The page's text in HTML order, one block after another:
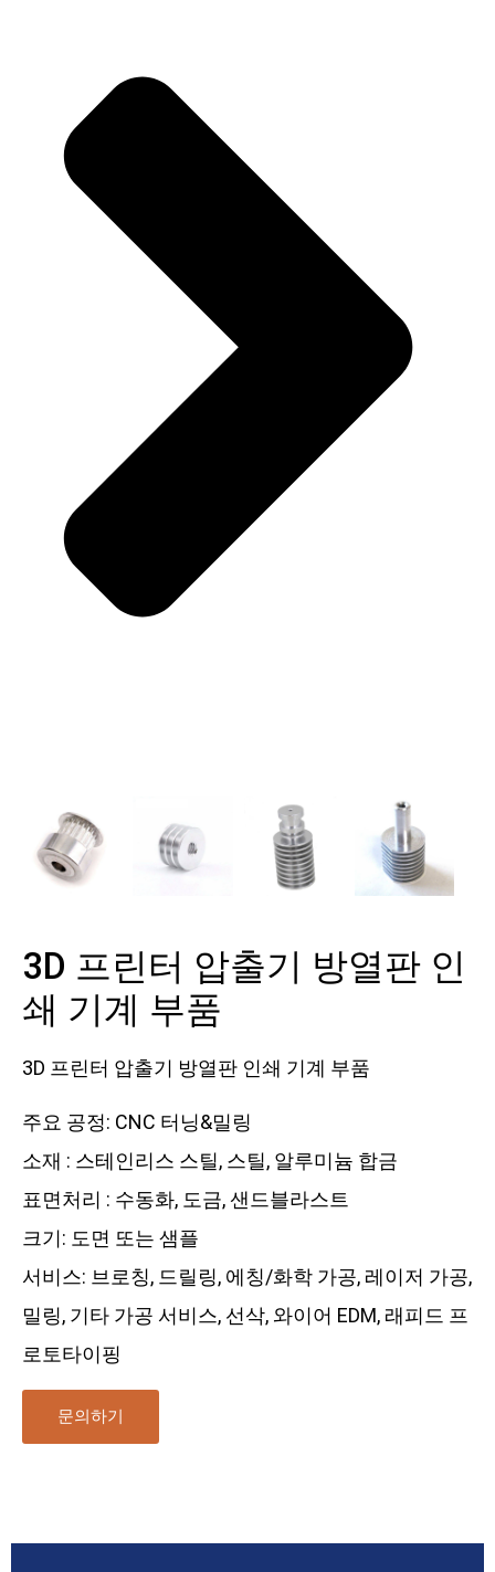
3D 프린터 압출기 방열판 인
쇄 기계 부품
3D 프린터 압출기 방열판 인쇄 기계 부품
주요 공정: CNC 터닝&밀링
소재 : 스테인리스 스틸, 스틸, 알루미늄 합금
표면처리 : 수동화, 도금, 샌드블라스트
크기: 도면 또는 샘플
서비스: 브로칭, 드릴링, 에칭/화학 가공, 레이저 가공,
밀링, 기타 가공 서비스, 선삭, 와이어 EDM, 래피드 프
로토타이핑
문의하기